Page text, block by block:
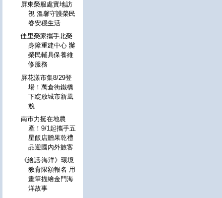
屏東榮服處實地訪
視 溫馨守護榮民
眷安穩生活
佳里榮家攜手北榮
身障重建中心 辦
榮民輔具保養維
修服務
屏花漾市集8/29登
場！萬倉街鐵橋
下綻放城市新風
貌
南市力挺在地農
產！9/1起攜手五
星飯店贈果乾禮
品迎國內外旅客
《繪話‧海洋》環境
教育限額報名 用
畫筆描繪金門海
洋故事